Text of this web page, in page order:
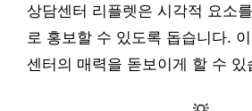
상담센터 리플렛은 시각적 요소
로 홍보할 수 있도록 돕습니다.
센터의 매력을 돋보이게 할 수 있